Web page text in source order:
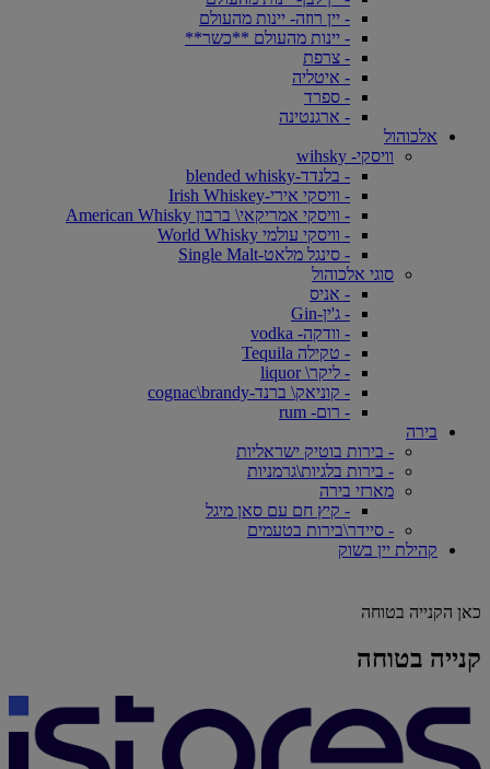
- יין רוזה- יינות מהעולם
- יינות מהעולם **כשר**
- צרפת
- איטליה
- ספרד
- ארגנטינה
אלכוהול
וויסקי- wihsky
- בלנדד-blended whisky
- וויסקי אירי-Irish Whiskey
- וויסקי אמריקאי\ ברבון American Whisky
- וויסקי עולמי World Whisky
- סינגל מלאט-Single Malt
סוגי אלכוהול
- אניס
- ג'ין-Gin
- וודקה- vodka
- טקילה Tequila
- ליקר\ liquor
- קוניאק\ ברנד-cognac\brandy
- רום- rum
בירה
- בירות בוטיק ישראליות
- בירות בלגיות\גרמניות
מארזי בירה
- קיץ חם עם סאן מיגל
- סיידר\בירות בטעמים
קהילת יין בשוק
כאן הקנייה בטוחה
קנייה בטוחה